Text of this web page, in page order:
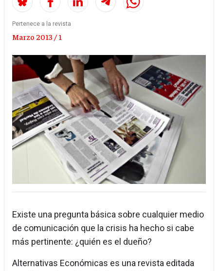
Pertenece a la revista
Marzo 2013 / 1
Existe una pregunta básica sobre cualquier medio
de comunicación que la crisis ha hecho si cabe
más pertinente: ¿quién es el dueño?
Alternativas Económicas es una revista editada